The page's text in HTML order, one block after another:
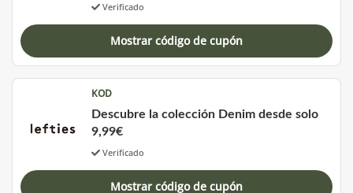
Verificado
Mostrar código de cupón
KOD
Descubre la colección Denim desde solo
9,99€
Verificado
Mostrar código de cupón